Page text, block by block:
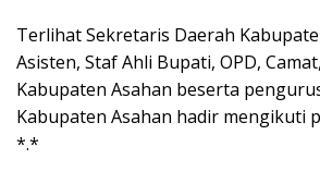
Terlihat Sekretaris Daerah
Asisten, Staf Ahli Bupati, OPD,
Kabupaten Asahan beserta
Kabupaten Asahan hadir mengikuti
*.*